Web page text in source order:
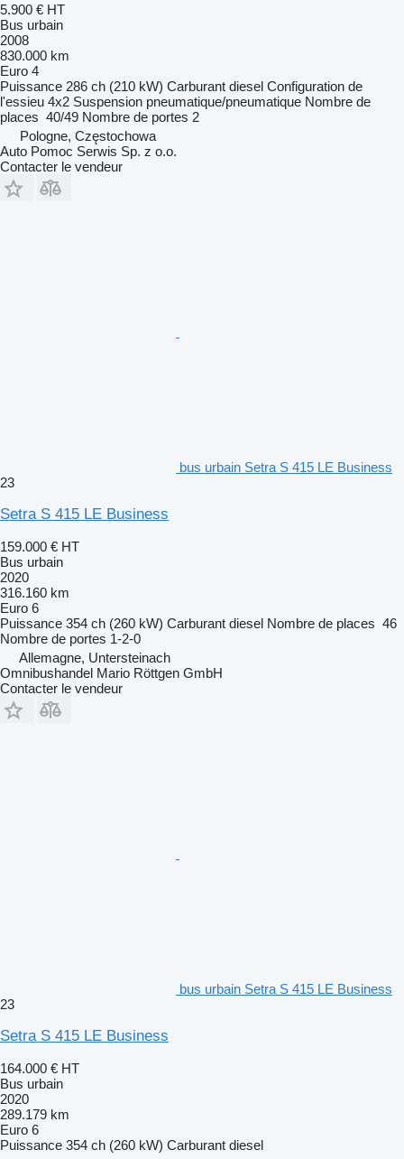
5.900 € HT
Bus urbain
2008
830.000 km
Euro 4
Puissance 286 ch (210 kW) Carburant diesel Configuration de
l'essieu 4x2 Suspension pneumatique/pneumatique Nombre de
places 40/49 Nombre de portes 2
Pologne, Częstochowa
Auto Pomoc Serwis Sp. z o.o.
Contacter le vendeur
bus urbain Setra S 415 LE Business
23
Setra S 415 LE Business
159.000 € HT
Bus urbain
2020
316.160 km
Euro 6
Puissance 354 ch (260 kW) Carburant diesel Nombre de places 46
Nombre de portes 1-2-0
Allemagne, Untersteinach
Omnibushandel Mario Röttgen GmbH
Contacter le vendeur
bus urbain Setra S 415 LE Business
23
Setra S 415 LE Business
164.000 € HT
Bus urbain
2020
289.179 km
Euro 6
Puissance 354 ch (260 kW) Carburant diesel